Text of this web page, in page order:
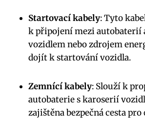
Startovací kabely: Tyto
k připojení mezi autobaterií
vozidlem nebo zdrojem
dojít k startování vozidla.
Zemnící kabely: Slouží k
autobaterie s karoserií
zajištěna bezpečná cesta pro